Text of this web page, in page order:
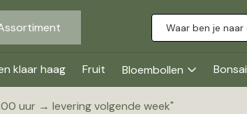
klaar haag Fruit Bloembollen Bonsai
uur → levering volgende week"